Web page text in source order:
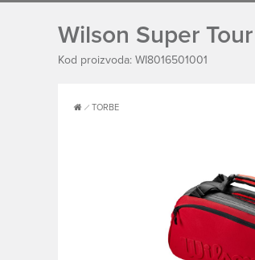
Wilson Super
Kod proizvoda: WI8016501001
TORBE